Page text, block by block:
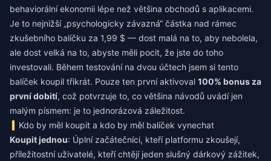
behaviorální ekonomii lépe než většina obchodů s aplikacemi.
Je to nejnižší „psychologicky závazná“ částka nad rámec
zkušebního balíčku za 1,99 $ — dost malá na to, aby nebolela,
ale dost velká na to, abyste měli pocit, že jste do toho
investovali. Během testování na dvou účtech jsem si tento
balíček koupil třikrát. Pouze ten první aktivoval 100% bonus za
první dobití, což potvrzuje to, co většina návodů uvádí jen
malým písmem: je to jednorázová záležitost.
Kdo by měl koupit a kdo by měl balíček vynechat
Koupit jednou: Úplní začátečníci, kteří platformu zkoušejí,
příležitostní uživatelé, kteří chtějí jeden slušný dárkový zážitek,